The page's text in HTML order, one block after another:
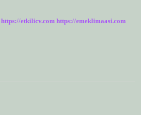
https://etkilicv.com https://emeklimaasi.com